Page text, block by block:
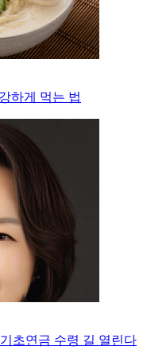
하게 먹는 법
초연금 수령 길 열린다